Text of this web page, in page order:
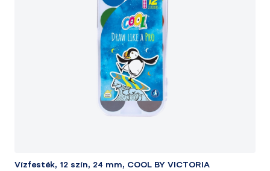
Vízfesték, 12 szín, 24 mm, COOL BY VICTORIA